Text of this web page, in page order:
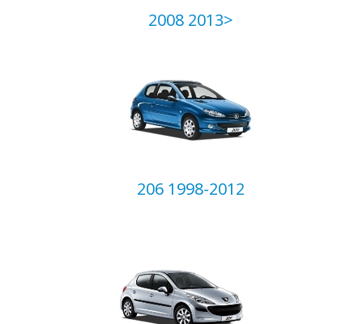
2008 2013>
206 1998-2012